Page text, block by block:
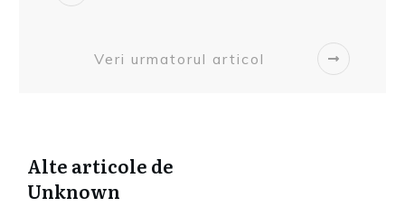
Veri urmatorul articol
Alte articole de
Unknown